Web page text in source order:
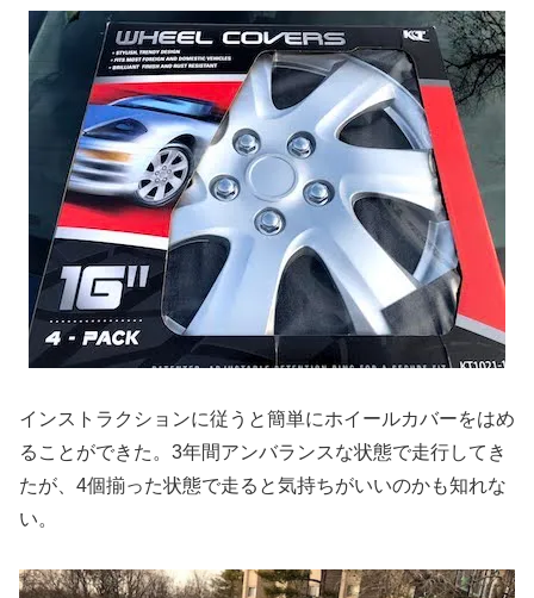
インストラクションに従うと簡単にホイールカバーをはめ
ることができた。3年間アンバランスな状態で走行してき
たが、4個揃った状態で走ると気持ちがいいのかも知れな
い。